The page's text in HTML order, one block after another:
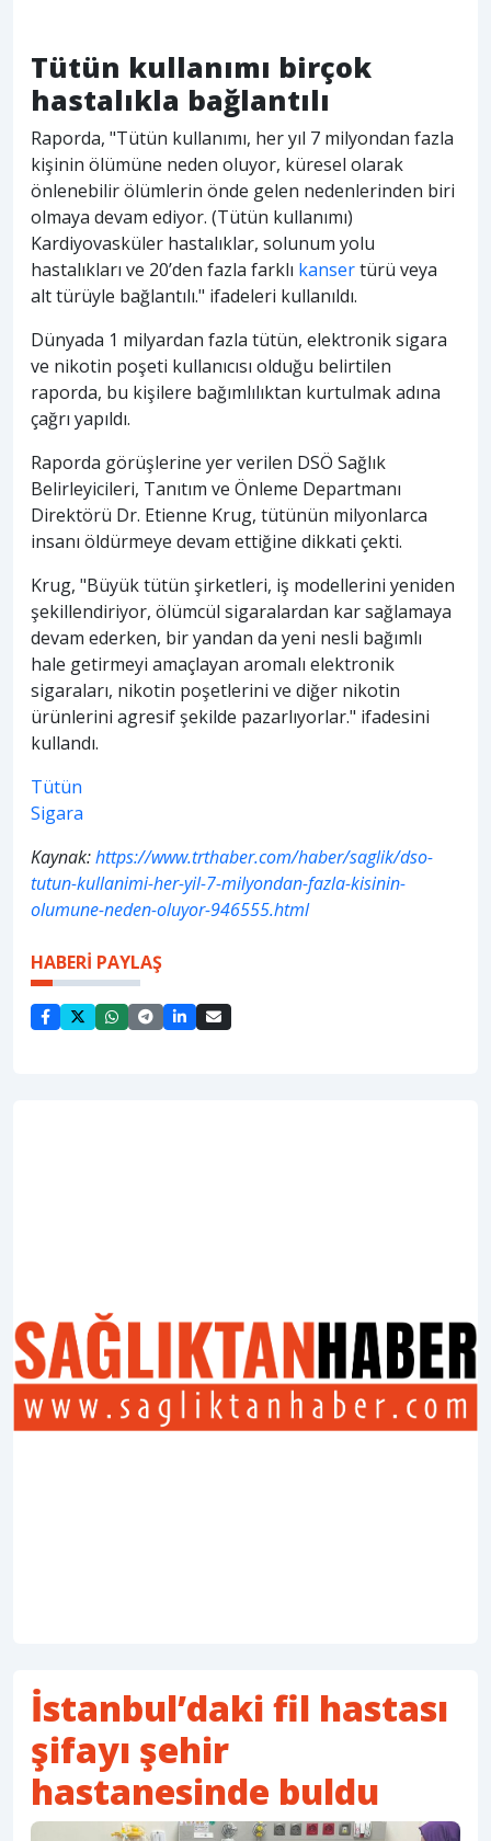
Tütün kullanımı birçok
hastalıkla bağlantılı
Raporda, "Tütün kullanımı, her yıl 7 milyondan fazla
kişinin ölümüne neden oluyor, küresel olarak
önlenebilir ölümlerin önde gelen nedenlerinden biri
olmaya devam ediyor. (Tütün kullanımı)
Kardiyovasküler hastalıklar, solunum yolu
hastalıkları ve 20’den fazla farklı kansertürü veya
alt türüyle bağlantılı." ifadeleri kullanıldı.
Dünyada 1 milyardan fazla tütün, elektronik sigara
ve nikotin poşeti kullanıcısı olduğu belirtilen
raporda, bu kişilere bağımlılıktan kurtulmak adına
çağrı yapıldı.
Raporda görüşlerine yer verilen DSÖ Sağlık
Belirleyicileri, Tanıtım ve Önleme Departmanı
Direktörü Dr. Etienne Krug, tütünün milyonlarca
insanı öldürmeye devam ettiğine dikkati çekti.
Krug, "Büyük tütün şirketleri, iş modellerini yeniden
şekillendiriyor, ölümcül sigaralardan kar sağlamaya
devam ederken, bir yandan da yeni nesli bağımlı
hale getirmeyi amaçlayan aromalı elektronik
sigaraları, nikotin poşetlerini ve diğer nikotin
ürünlerini agresif şekilde pazarlıyorlar." ifadesini
kullandı.
Tütün
Sigara
Kaynak:https://www.trthaber.com/haber/saglik/dso-
tutun-kullanimi-her-yil-7-milyondan-fazla-kisinin-
olumune-neden-oluyor-946555.html
HABERİ PAYLAŞ
İstanbul’daki fil hastası
şifayı şehir
hastanesinde buldu